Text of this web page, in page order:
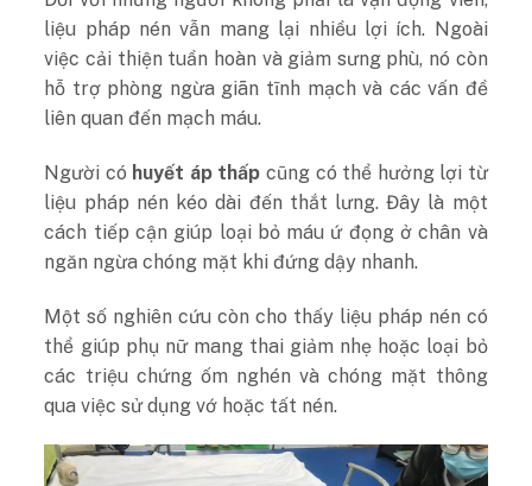
liệu pháp nén vẫn mang lại nhiều lợi ích. Ngoài
việc cải thiện tuần hoàn và giảm sưng phù, nó còn
hỗ trợ phòng ngừa giãn tĩnh mạch và các vấn đề
liên quan đến mạch máu.
Người có huyết áp thấp cũng có thể hưởng lợi từ
liệu pháp nén kéo dài đến thắt lưng. Đây là một
cách tiếp cận giúp loại bỏ máu ứ đọng ở chân và
ngăn ngừa chóng mặt khi đứng dậy nhanh.
Một số nghiên cứu còn cho thấy liệu pháp nén có
thể giúp phụ nữ mang thai giảm nhẹ hoặc loại bỏ
các triệu chứng ốm nghén và chóng mặt thông
qua việc sử dụng vớ hoặc tất nén.